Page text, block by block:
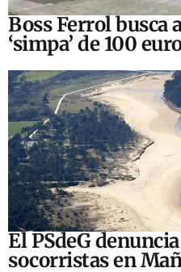
Boss Ferrol busca
‘simpa’ de 100
El PSdeG
socorristas en